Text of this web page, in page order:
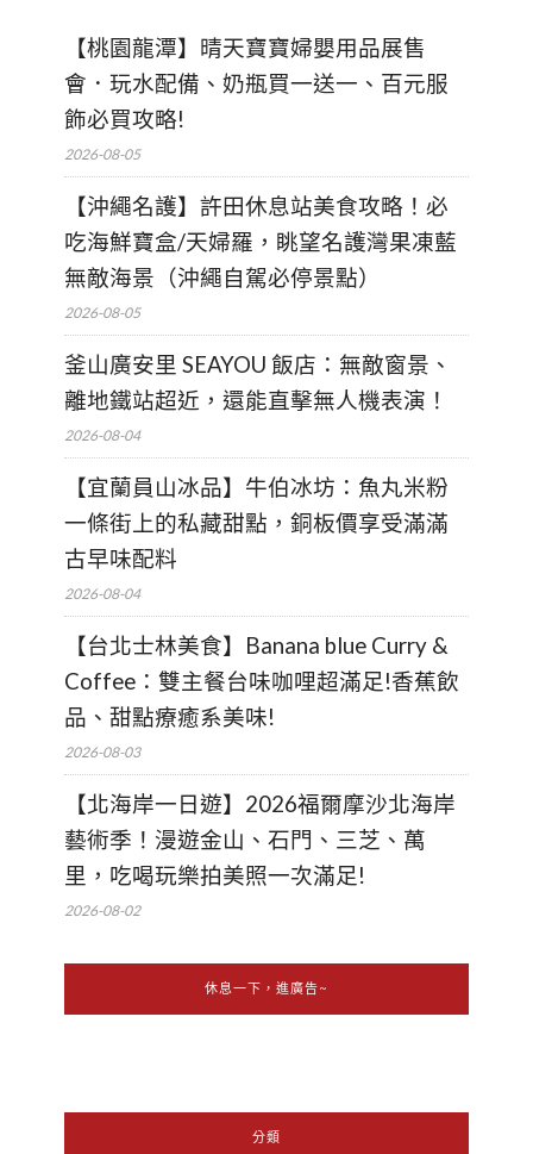
【桃園龍潭】晴天寶寶婦嬰用品展售
會．玩水配備、奶瓶買一送一、百元服
飾必買攻略!
2026-08-05
【沖繩名護】許田休息站美食攻略！必
吃海鮮寶盒/天婦羅，眺望名護灣果凍藍
無敵海景（沖繩自駕必停景點）
2026-08-05
釜山廣安里 SEAYOU 飯店：無敵窗景、
離地鐵站超近，還能直擊無人機表演！
2026-08-04
【宜蘭員山冰品】牛伯冰坊：魚丸米粉
一條街上的私藏甜點，銅板價享受滿滿
古早味配料
2026-08-04
【台北士林美食】Banana blue Curry &
Coffee：雙主餐台味咖哩超滿足!香蕉飲
品、甜點療癒系美味!
2026-08-03
【北海岸一日遊】2026福爾摩沙北海岸
藝術季！漫遊金山、石門、三芝、萬
里，吃喝玩樂拍美照一次滿足!
2026-08-02
休息一下，進廣告~
分類